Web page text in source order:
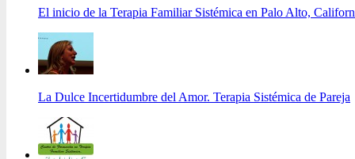
El inicio de la Terapia Familiar Sistémica en Palo Alto,
La Dulce Incertidumbre del Amor. Terapia Sistémica de Pareja